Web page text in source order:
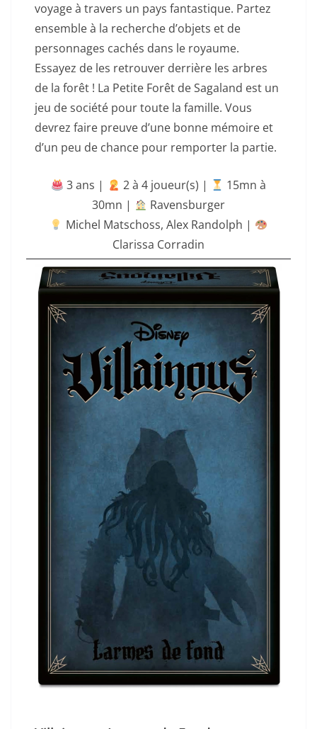
voyage à travers un pays fantastique. Partez
ensemble à la recherche d’objets et de
personnages cachés dans le royaume.
Essayez de les retrouver derrière les arbres
de la forêt ! La Petite Forêt de Sagaland est un
jeu de société pour toute la famille. Vous
devrez faire preuve d’une bonne mémoire et
d’un peu de chance pour remporter la partie.
3 ans | ‍ 2 à 4 joueur(s) |
15mn à
30mn |
Ravensburger
Michel Matschoss, Alex Randolph |
Clarissa Corradin